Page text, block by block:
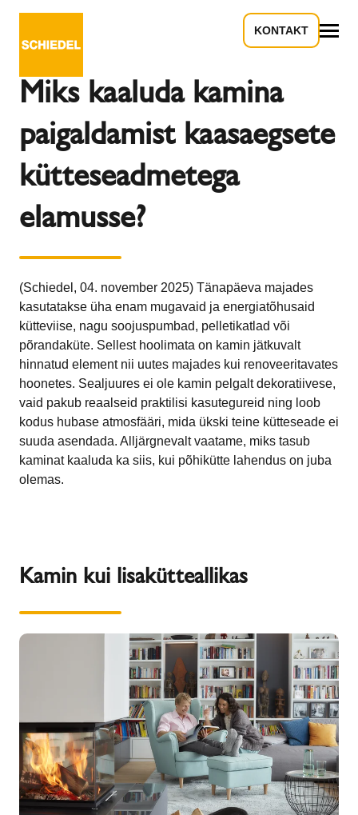
KONTAKT
Miks kaaluda kamina
paigaldamist kaasaegsete
kütteseadmetega
elamusse?
(Schiedel, 04. november 2025) Tänapäeva majades
kasutatakse üha enam mugavaid ja energiatõhusaid
kütteviise, nagu soojuspumbad, pelletikatlad või
põrandaküte. Sellest hoolimata on kamin jätkuvalt
hinnatud element nii uutes majades kui renoveeritavates
hoonetes. Sealjuures ei ole kamin pelgalt dekoratiivese,
vaid pakub reaalseid praktilisi kasutegureid ning loob
kodus hubase atmosfääri, mida ükski teine kütteseade ei
suuda asendada. Alljärgnevalt vaatame, miks tasub
kaminat kaaluda ka siis, kui põhikütte lahendus on juba
olemas.
Kamin kui lisakütteallikas